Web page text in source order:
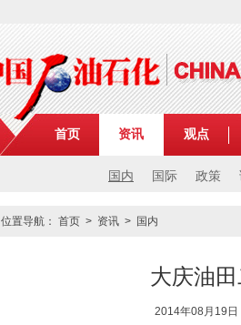
首页 资讯
国内 国际 政策
观点
位置导航： 首页 > 资讯 > 国内
大庆油
2014年08月19